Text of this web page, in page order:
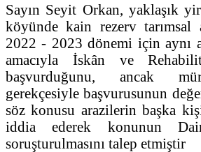
Sayın Seyit Orkan, yaklaşık
köyünde kain rezerv tarımsal
2022 - 2023 dönemi için aynı
amacıyla İskân ve
başvurduğunu, ancak
gerekçesiyle başvurusunun
söz konusu arazilerin başka
iddia ederek konunun
soruşturulmasını talep etmiştir